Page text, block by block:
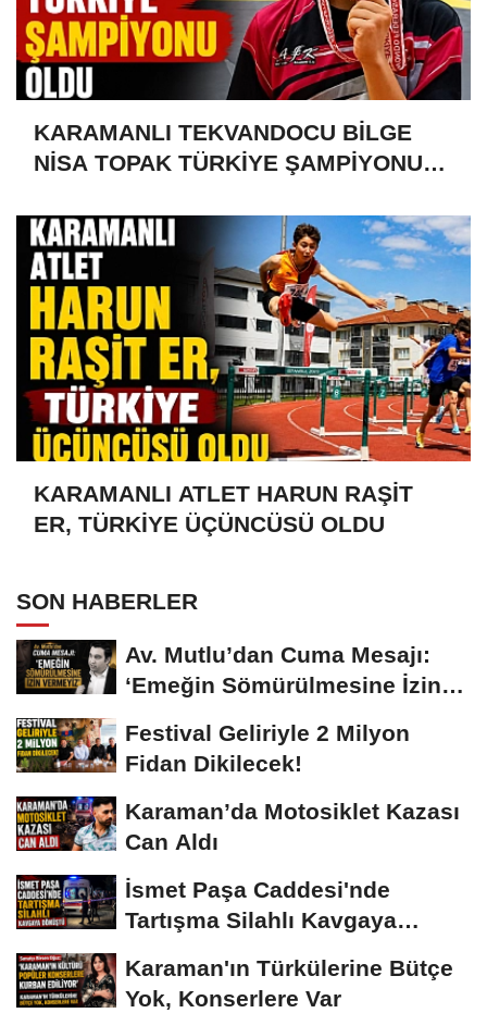
KARAMANLI TEKVANDOCU BİLGE
NİSA TOPAK TÜRKİYE ŞAMPİYONU
KARAMANLI ATLET HARUN RAŞİT
ER, TÜRKİYE ÜÇÜNCÜSÜ OLDU
SON HABERLER
Av. Mutlu’dan Cuma Mesajı:
‘Emeğin Sömürülmesine İzin
Festival Geliriyle 2 Milyon
Fidan Dikilecek!
Karaman’da Motosiklet Kazası
Can Aldı
İsmet Paşa Caddesi'nde
Tartışma Silahlı Kavgaya
Karaman'ın Türkülerine Bütçe
Yok, Konserlere Var